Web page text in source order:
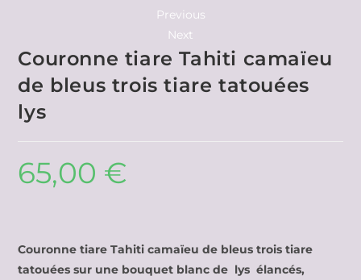
Previous
Next
Couronne tiare Tahiti camaïeu
de bleus trois tiare tatouées
lys
65,00 €
Couronne tiare Tahiti camaïeu de bleus trois tiare
tatouées sur une bouquet blanc de lys élancés,